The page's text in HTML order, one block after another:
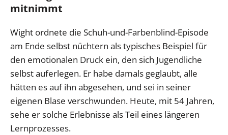
mitnimmt
Wight ordnete die Schuh-und-Farbenblind-Episode
am Ende selbst nüchtern als typisches Beispiel für
den emotionalen Druck ein, den sich Jugendliche
selbst auferlegen. Er habe damals geglaubt, alle
hätten es auf ihn abgesehen, und sei in seiner
eigenen Blase verschwunden. Heute, mit 54 Jahren,
sehe er solche Erlebnisse als Teil eines längeren
Lernprozesses.